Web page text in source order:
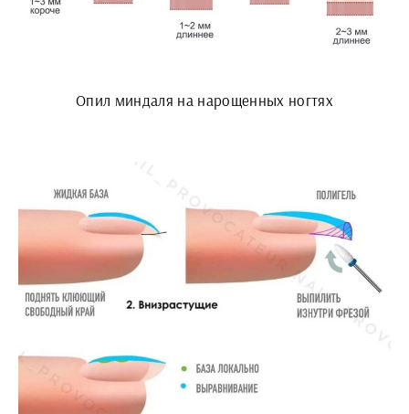
Опил миндаля на нарощенных ногтях